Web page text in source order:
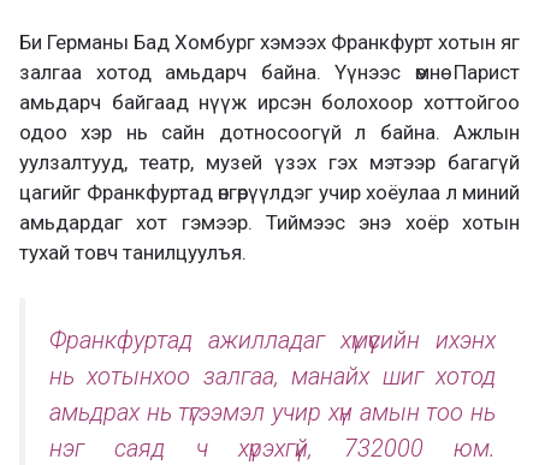
Би Германы Бад Хомбург хэмээх Франкфурт хотын яг
залгаа хотод амьдарч байна. Үүнээс өмнө Парист
амьдарч байгаад нүүж ирсэн болохоор хоттойгоо
одоо хэр нь сайн дотносоогүй л байна. Ажлын
уулзалтууд, театр, музей үзэх гэх мэтээр багагүй
цагийг Франкфуртад өнгөрүүлдэг учир хоёулаа л миний
амьдардаг хот гэмээр. Тиймээс энэ хоёр хотын
тухай товч танилцуулъя.
Франкфуртад ажилладаг хүмүүсийн ихэнх
нь хотынхоо залгаа, манайх шиг хотод
амьдрах нь түгээмэл учир хүн амын тоо нь
нэг саяд ч хүрэхгүй, 732000 юм.